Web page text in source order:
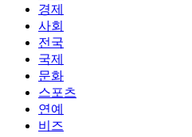
경제
사회
전국
국제
문화
스포츠
연예
비즈